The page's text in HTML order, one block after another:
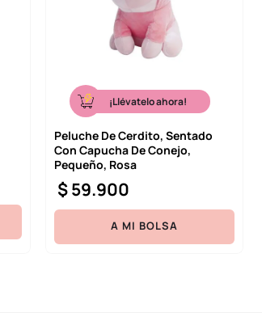
¡Llévatelo ahora!
Peluche De Cerdito, Sentado
Con Capucha De Conejo,
Pequeño, Rosa
$59.900
A MI BOLSA